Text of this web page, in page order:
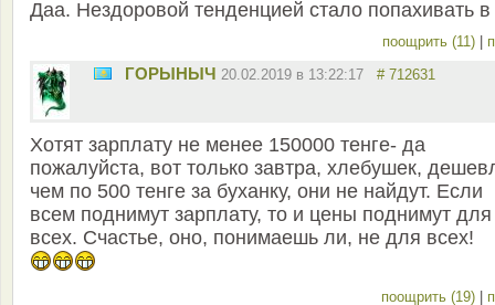
Даа. Нездоровой тенденцией стало попахивать
поощрить (11)
ГОРЫНЫЧ 20.02.2019 в 13:22:17 # 712631
Хотят зарплату не менее 150000 тенге- да
пожалуйста, вот только завтра, хлебушек,
чем по 500 тенге за буханку, они не найдут. Если
всем поднимут зарплату, то и цены поднимут для
всех. Счастье, оно, понимаешь ли, не для всех!
поощрить (19)